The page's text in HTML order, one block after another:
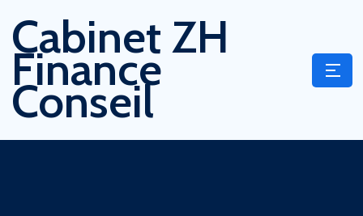
Cabinet ZH
Finance
Conseil